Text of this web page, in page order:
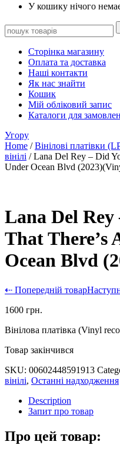
У кошику нічого
Сторінка магазину
Оплата та доставка
Наші контакти
Як нас знайти
Кошик
Мій обліковий запис
Каталоги для
Угору
Home /Вінілові платівки
вінілі / Lana Del Rey – Did
Under Ocean Blvd
Lana Del
That There’s
Ocean Blvd
⇠ Попередній товар
1600 грн.
Вінілова платівка (Vinyl
Товар закінчився
SKU: 00602448591913
вінілі, Останні надходження
Description
Запит про товар
Про цей товар: